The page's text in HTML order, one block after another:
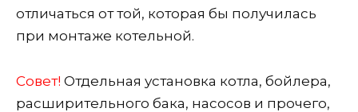
отличаться от той, которая бы получилась
при монтаже котельной.
Совет! Отдельная установка котла, бойлера,
расширительного бака, насосов и прочего,